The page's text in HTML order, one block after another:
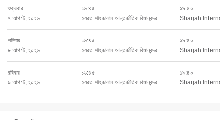
শুক্রবার
৭ আগস্ট, ২০২৬
১৬:৪৫
হযরত শাহজালাল আন্তর্জাতিক বিমানবন্দর
১৯:৪০
Sharjah
শনিবার
৮ আগস্ট, ২০২৬
১৬:৪৫
হযরত শাহজালাল আন্তর্জাতিক বিমানবন্দর
১৯:৪০
Sharjah
রবিবার
৯ আগস্ট, ২০২৬
১৬:৪৫
হযরত শাহজালাল আন্তর্জাতিক বিমানবন্দর
১৯:৪০
Sharjah